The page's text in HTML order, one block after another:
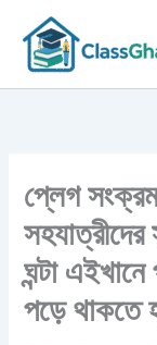
content
প্লেগ
ঘন্টা
পড়ে থাকতে